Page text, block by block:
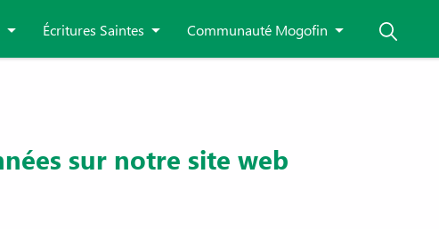
Écritures Saintes Communauté Mogofin
sur notre site web